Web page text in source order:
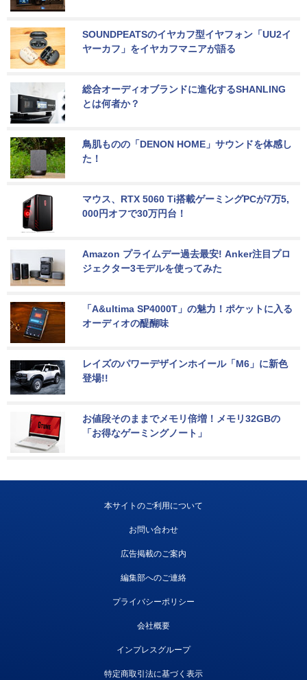
SOUNDPEATSのイヤカフ型イヤフォン「UU2イ
ヤーカフ」をイヤカフマニアが語る
総合オーディオブランドに進化するSHANLING
とは何者か？
鳥肌ものの「DENON HOME」サウンドを体感し
た！
マウス、RTX 5060 Ti搭載ゲーミングPCが7万5,
000円オフで30万円台！
Amazon プライムデー過去最安! Anker注目プロ
ジェクター3モデルを使ってみた
「A&ultima SP4000T」の魅力！ポケットに入る
オーディオの醍醐味
レイズのパワーデザインホイール「M6」に新色
登場!!
お値段そのままでメモリ倍増！メモリ32GBの
「お得なゲーミングノート」
本サイトのご利用について
お問い合わせ
広告掲載のご案内
編集部へのご連絡
プライバシーポリシー
会社概要
インプレスグループ
特定商取引法に基づく表示